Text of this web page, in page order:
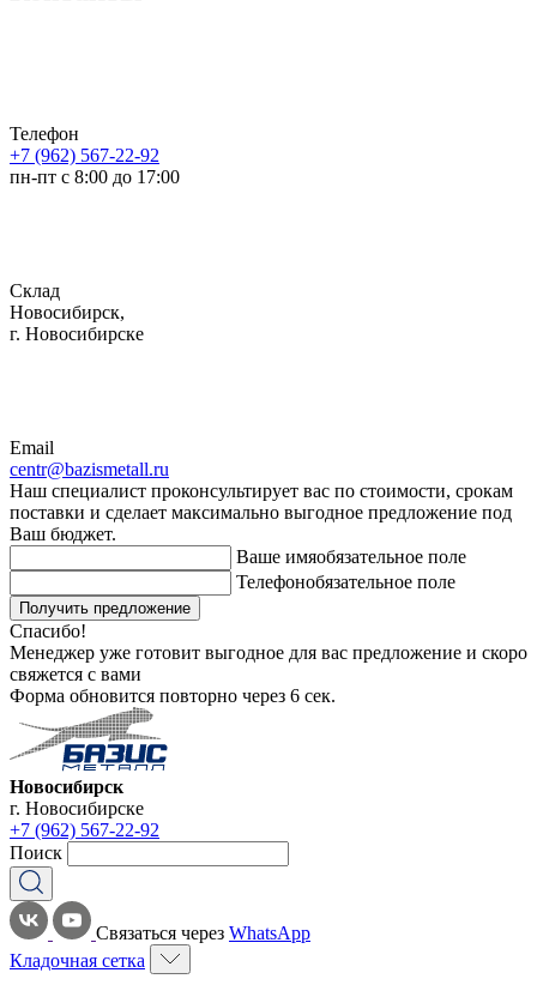
Телефон
+7 (962) 567-22-92
пн-пт с 8:00 до 17:00
Склад
Новосибирск,
г. Новосибирске
Email
centr@bazismetall.ru
Наш специалист проконсультирует вас по стоимости, срокам
поставки и сделает максимально выгодное предложение под
Ваш бюджет.
Ваше имяобязательное поле
Телефонобязательное поле
Получить предложение
Спасибо!
Менеджер уже готовит выгодное для вас предложение и скоро
свяжется с вами
Форма обновится повторно через 6 сек.
Новосибирск
г. Новосибирске
+7 (962) 567-22-92
Поиск
Связаться через WhatsApp
Кладочная сетка